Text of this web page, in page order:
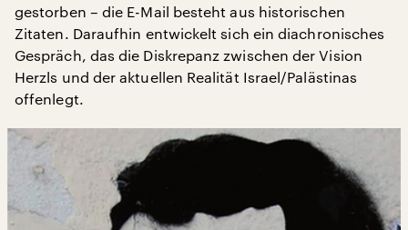
gestorben – die E-Mail besteht aus historischen
Zitaten. Daraufhin entwickelt sich ein diachronisches
Gespräch, das die Diskrepanz zwischen der Vision
Herzls und der aktuellen Realität Israel/Palästinas
offenlegt.